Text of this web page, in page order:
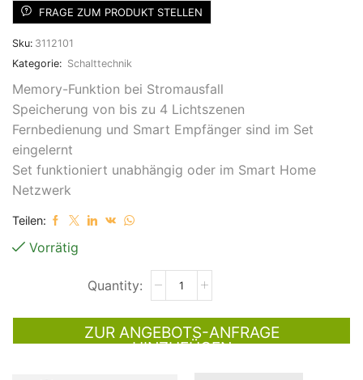
FRAGE ZUM PRODUKT STELLEN
Sku: 3112101
Kategorie: Schalttechnik
Memory-Funktion bei Stromausfall
Speicherung von bis zu 4 Lichtszenen
Fernbedienung und Smart Empfänger sind im Set
eingelernt
Set funktioniert unabhängig oder im Smart Home
Netzwerk
Teilen:
Vorrätig
ZUR ANGEBOTS-ANFRAGE
HINZUFÜGEN